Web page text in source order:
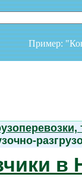
Пример:
в